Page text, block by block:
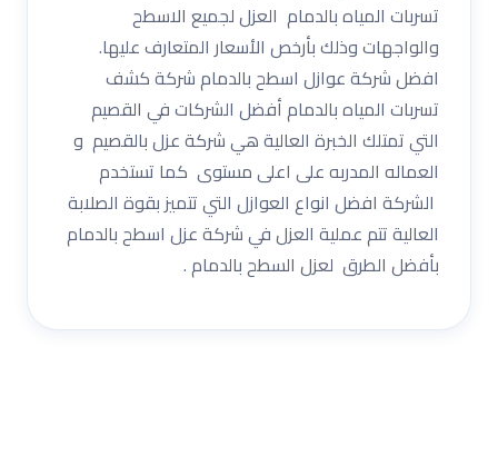
تسربات المياه بالدمام العزل لجميع الاسطح
والواجهات وذلك بأرخص الأسعار المتعارف عليها.
افضل شركة عوازل اسطح بالدمام شركة كشف
تسربات المياه بالدمام أفضل الشركات في القصيم
التي تمتلك الخبرة العالية هي شركة عزل بالقصيم و
العماله المدربه على اعلى مستوى كما تستخدم
الشركة افضل انواع العوازل التي تتميز بقوة الصلابة
العالية تتم عملية العزل في شركة عزل اسطح بالدمام
بأفضل الطرق لعزل السطح بالدمام .